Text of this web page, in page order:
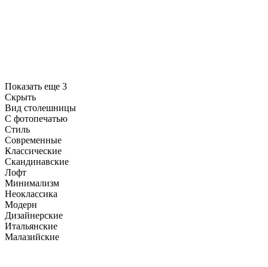
Показать еще 3
Скрыть
Вид столешницы
С фотопечатью
Стиль
Современные
Классические
Скандинавские
Лофт
Минимализм
Неоклассика
Модерн
Дизайнерские
Итальянские
Малазийские